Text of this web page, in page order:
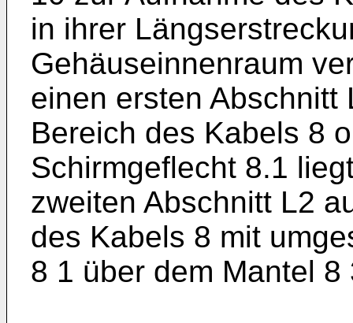
in ihrer
Gehäuseinnenraum
einen ersten Abschnitt
Bereich des Kabels 8
Schirmgeflecht 8.1
zweiten Abschnitt L2
des Kabels 8 mit
8 1 über dem Mantel 8